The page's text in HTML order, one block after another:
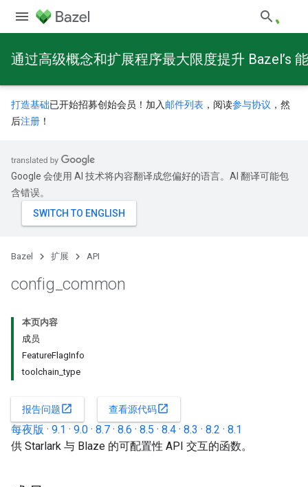
通过高级概念和扩展程序最大限度提升 Bazel’s
打造基础已开始招募创始会员！加入 邮件列表 ，阅读参与协议 ，然
后注册 ！
Google 会使用 AI 技术将内容翻译成您偏好的语言。AI 翻译可能包
含错误。
Bazel 扩展 API
config _common
本页内容
成员
FeatureFlagInfo
toolchain_type
报告问题open_in_new 查看源代码open_in_new
每夜版 · 9.1 · 9.0 · 8.7 · 8.6 · 8.5 · 8.4 · 8.3 · 8.2 · 8.1
供 Starlark 与 Blaze 的可配置性 API 交互的函数。